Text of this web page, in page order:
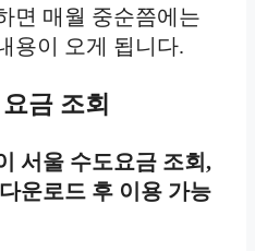
면 매월 중순쯤에는
용이 오게 됩니다.
금 조회
서울 수도요금 조회,
운로드 후 이용 가능